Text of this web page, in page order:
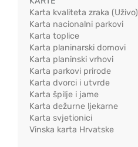
Karta kvaliteta zraka (Uživo)
Karta nacionalni parkovi
Karta toplice
Karta planinarski domovi
Karta planinski vrhovi
Karta parkovi prirode
Karta dvorci i utvrde
Karta špilje i jame
Karta dežurne ljekarne
Karta svjetionici
Vinska karta Hrvatske